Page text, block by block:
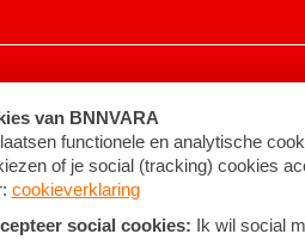
Algemene voorwaarden ©